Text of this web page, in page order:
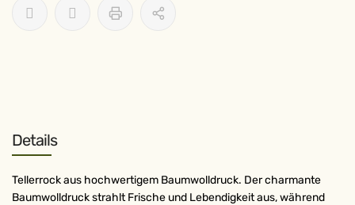
Details
Tellerrock aus hochwertigem Baumwolldruck. Der charmante
Baumwolldruck strahlt Frische und Lebendigkeit aus, während